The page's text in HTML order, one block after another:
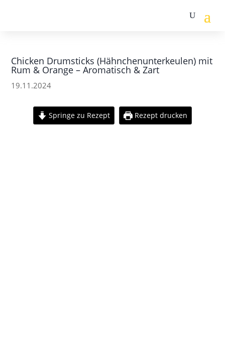
Chicken Drumsticks (Hähnchenunterkeulen) mit
Rum & Orange – Aromatisch & Zart
19.11.2024
Springe zu Rezept Rezept drucken